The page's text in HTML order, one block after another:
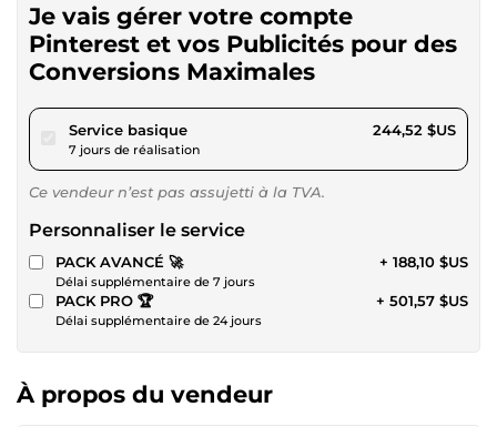
Je vais gérer votre compte
Pinterest et vos Publicités pour des
Conversions Maximales
Service basiquepour 225,36 $US
7 jours de réalisation
244,52 $US
Ce vendeur n’est pas assujetti à la TVA.
Personnaliser le service
PACK AVANCÉ 🚀
Délai supplémentaire de 7 jours
+ 188,10 $US
PACK PRO 🏆
Délai supplémentaire de 24 jours
+ 501,57 $US
À propos du vendeur